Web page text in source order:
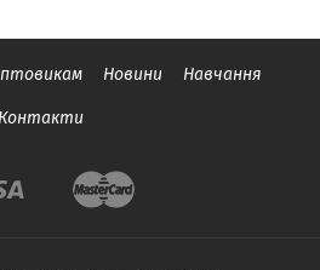
Новини Навчання
Контакти